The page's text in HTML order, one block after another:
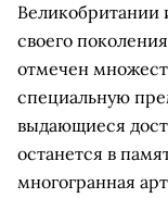
Великобритании
своего
отмечен
специальную
выдающиеся
останется в
многогранная